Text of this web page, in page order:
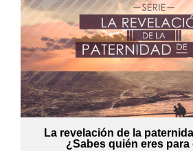
La revelación de la
¿Sabes quién eres para